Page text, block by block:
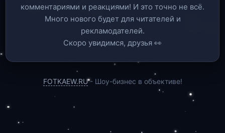
комментариями и реакциями! И это точно не всё.
Много нового будет для читателей и
рекламодателей.
Скоро увидимся, друзья 👀
FOTKAEW.RU- Шоу-бизнес в объективе!